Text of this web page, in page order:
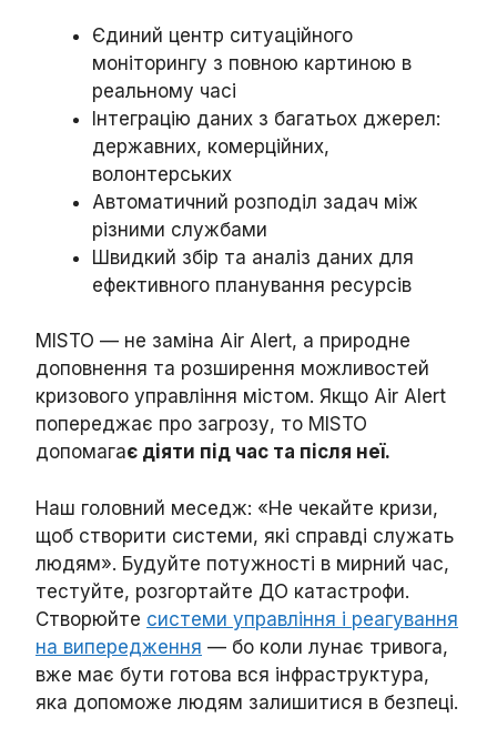
Єдиний центр ситуаційного
моніторингу з повною картиною в
реальному часі
Інтеграцію даних з багатьох джерел:
державних, комерційних,
волонтерських
Автоматичний розподіл задач між
різними службами
Швидкий збір та аналіз даних для
ефективного планування ресурсів
MISTO — не заміна Air Alert, а природне
доповнення та розширення можливостей
кризового управління містом. Якщо Air Alert
попереджає про загрозу, то MISTO
допомагає діяти під час та після неї.
Наш головний меседж: «Не чекайте кризи,
щоб створити системи, які справді служать
людям». Будуйте потужності в мирний час,
тестуйте, розгортайте ДО катастрофи.
Створюйте системи управління і реагування
на випередження — бо коли лунає тривога,
вже має бути готова вся інфраструктура,
яка допоможе людям залишитися в безпеці.